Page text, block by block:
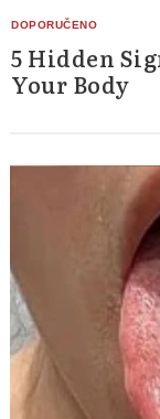
5 Hidden
Your Body